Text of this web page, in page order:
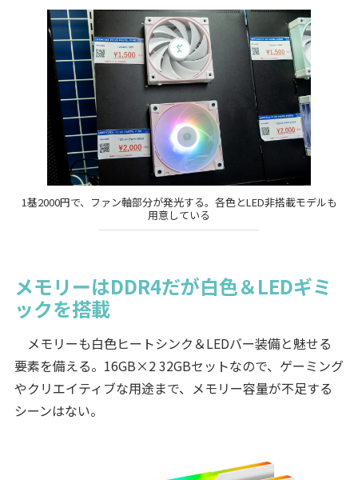
1基2000円で、ファン軸部分が発光する。各色とLED非搭載モデルも
用意している
メモリーはDDR4だが白色＆LEDギミ
ックを搭載
メモリーも白色ヒートシンク＆LEDバー装備と魅せる
要素を備える。16GB×2 32GBセットなので、ゲーミング
やクリエイティブな用途まで、メモリー容量が不足する
シーンはない。